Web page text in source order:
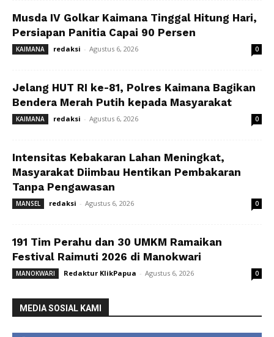
Musda IV Golkar Kaimana Tinggal Hitung Hari,
Persiapan Panitia Capai 90 Persen
KAIMANA redaksi - Agustus 6, 2026 0
Jelang HUT RI ke-81, Polres Kaimana Bagikan
Bendera Merah Putih kepada Masyarakat
KAIMANA redaksi - Agustus 6, 2026 0
Intensitas Kebakaran Lahan Meningkat,
Masyarakat Diimbau Hentikan Pembakaran
Tanpa Pengawasan
MANSEL redaksi - Agustus 6, 2026 0
191 Tim Perahu dan 30 UMKM Ramaikan
Festival Raimuti 2026 di Manokwari
MANOKWARI Redaktur KlikPapua - Agustus 6, 2026 0
MEDIA SOSIAL KAMI